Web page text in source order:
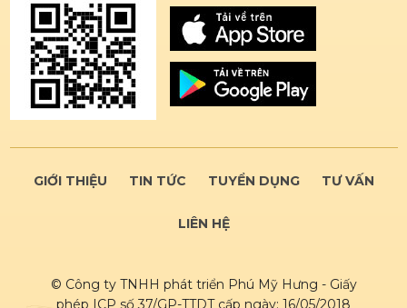
GIỚI THIỆU TIN TỨC TUYỂN DỤNG TƯ VẤN
LIÊN HỆ
© Công ty TNHH phát triển Phú Mỹ Hưng - Giấy
phép ICP số 37/GP-TTDT cấp ngày: 16/05/2018